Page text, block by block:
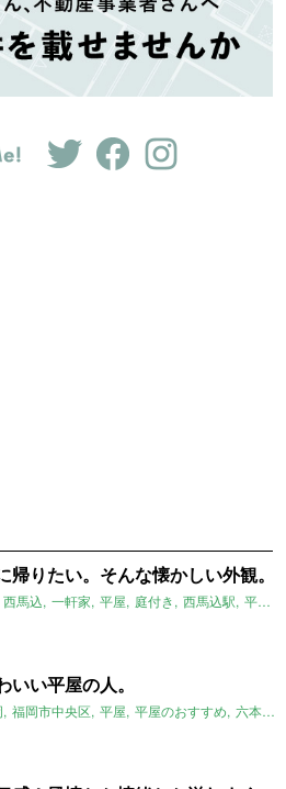
帰りたい。そんな懐かしい外観。
西馬込 一軒家 平屋 庭付き 西馬込駅 平屋のおすすめ
いい平屋の人。
福岡市中央区 平屋 平屋のおすすめ 六本松駅